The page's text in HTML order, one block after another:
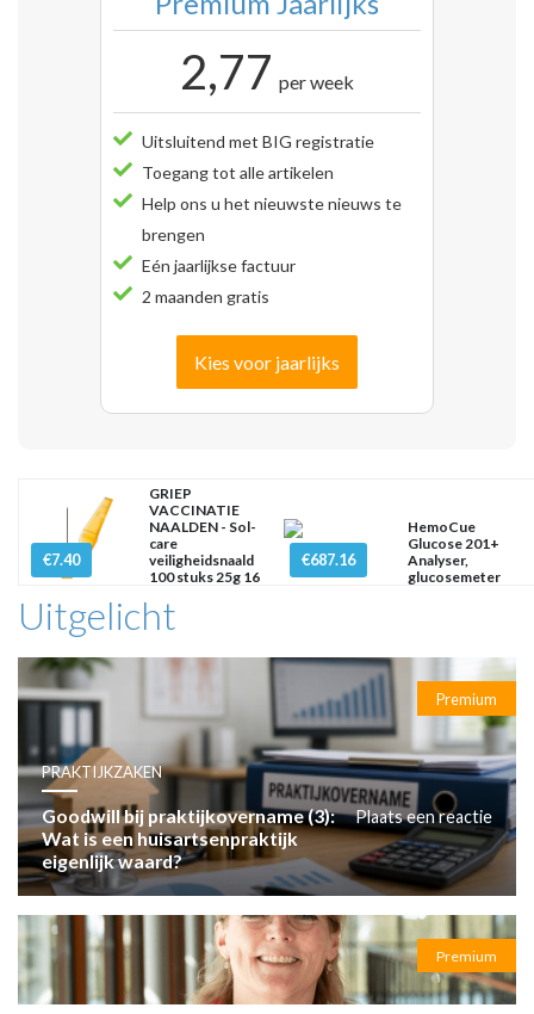
2,77 per week
Uitsluitend met BIG registratie
Toegang tot alle artikelen
Help ons u het nieuwste nieuws te
brengen
Eén jaarlijkse factuur
2 maanden gratis
Kies voor jaarlijks
€7.40
GRIEP
VACCINATIE
NAALDEN - Sol-
care
veiligheidsnaald
100 stuks 25g 16
€687.16
HemoCue
Glucose 201+
Analyser,
glucosemeter
Uitgelicht
Premium
PRAKTIJKZAKEN
Goodwill bij praktijkovername (3):
Wat is een huisartsenpraktijk
eigenlijk waard?
Plaats een reactie
Premium